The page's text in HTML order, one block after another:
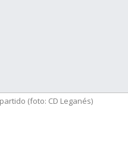
(foto: CD Leganés)